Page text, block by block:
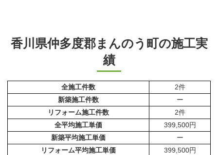
香川県仲多度郡まんのう町の施工実
績
全施工件数
2件
新築施工件数
ー
リフォーム施工件数
2件
全平均施工単価
399,500円
新築平均施工単価
ー
リフォーム平均施工単価
399,500円